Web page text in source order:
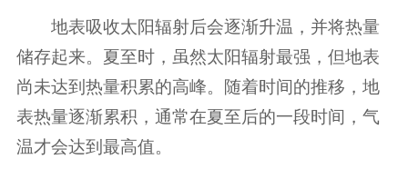
地表吸收太阳辐射后会逐渐升温，并将热量
储存起来。夏至时，虽然太阳辐射最强，但地表
尚未达到热量积累的高峰。随着时间的推移，地
表热量逐渐累积，通常在夏至后的一段时间，气
温才会达到最高值。